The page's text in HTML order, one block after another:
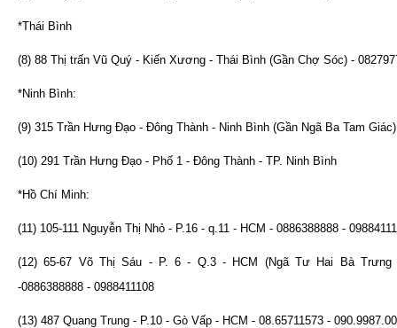
*Thái Bình
(8) 88 Thị trấn Vũ Quý - Kiến Xương - Thái Bình (Gần Chợ Sóc) -
*Ninh Bình:
(9) 315 Trần Hưng Đạo - Đông Thành - Ninh Bình (Gần Ngã Ba Tam
(10) 291 Trần Hưng Đạo - Phố 1 - Đông Thành - TP. Ninh Bình
*Hồ Chí Minh:
(11) 105-111 Nguyễn Thị Nhỏ - P.16 - q.11 - HCM - 0886388888 -
(12) 65-67 Võ Thị Sáu - P. 6 - Q.3 - HCM (Ngã Tư Hai Bà Trưng
-0886388888 - 0988411108
(13) 487 Quang Trung - P.10 - Gò Vấp - HCM - 08.65711573 -